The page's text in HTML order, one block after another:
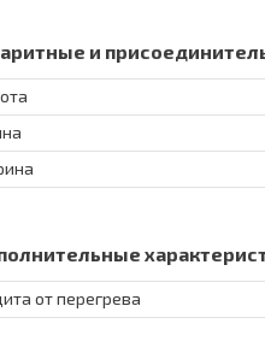
и
от перегрева